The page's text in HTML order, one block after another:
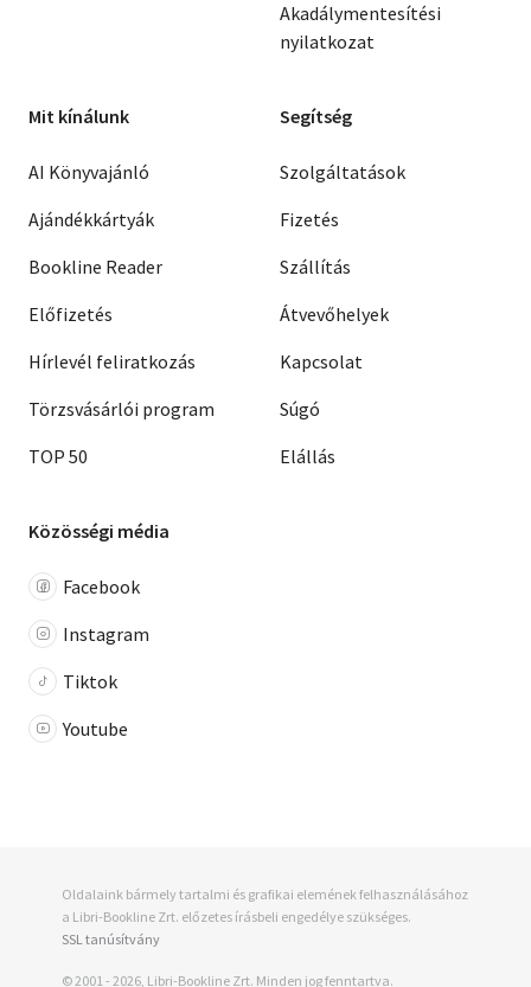
Akadálymentesítési
nyilatkozat
Mit kínálunk
AI Könyvajánló
Ajándékkártyák
Bookline Reader
Előfizetés
Hírlevél feliratkozás
Törzsvásárlói program
TOP 50
Segítség
Szolgáltatások
Fizetés
Szállítás
Átvevőhelyek
Kapcsolat
Súgó
Elállás
Közösségi média
Facebook
Instagram
Tiktok
Youtube
Oldalaink bármely tartalmi és grafikai elemének felhasználásához
a Libri-Bookline Zrt. előzetes írásbeli engedélye szükséges.
SSL tanúsítvány
© 2001 - 2026, Libri-Bookline Zrt. Minden jog fenntartva.